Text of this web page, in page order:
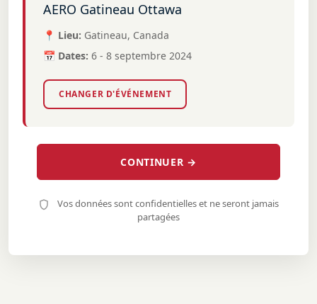
AERO Gatineau Ottawa
📍 Lieu: Gatineau, Canada
📅 Dates: 6 - 8 septembre 2024
CHANGER D'ÉVÉNEMENT
CONTINUER →
Vos données sont confidentielles et ne seront jamais
partagées